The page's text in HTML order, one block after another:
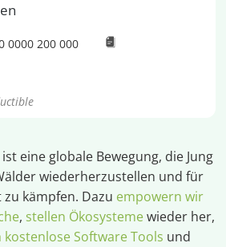
0000 200 000
ist eine globale Bewegung, die Jung
wiederherzustellen und für
kämpfen. Dazu empowern wir
, stellen Ökosystemewieder her,
kostenlose Software Tools und